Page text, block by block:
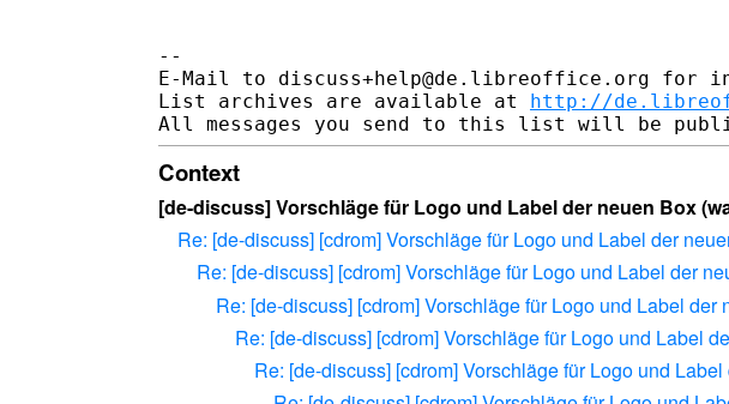
--
E-Mail to discuss+help@de.libreoffice.org for
List archives are available at http://
Context
[de-discuss] Vorschläge für Logo und Label der neuen Box
Re: [de-discuss] [cdrom] Vorschläge für Logo und Label der
Re: [de-discuss] [cdrom] Vorschläge für Logo und Label der
Re: [de-discuss] [cdrom] Vorschläge für Logo und Label der
Re: [de-discuss] [cdrom] Vorschläge für Logo und Label
Re: [de-discuss] [cdrom] Vorschläge für Logo und